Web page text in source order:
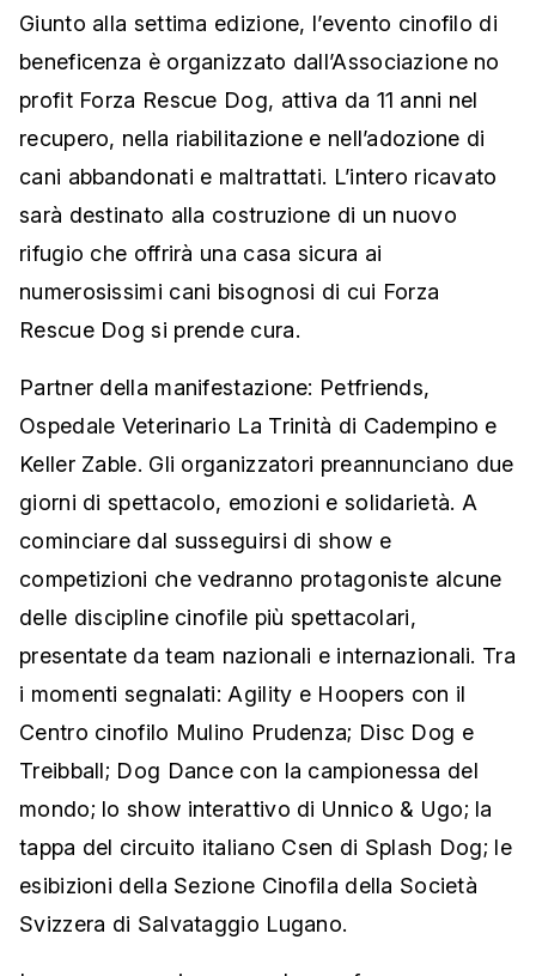
Giunto alla settima edizione, l’evento cinofilo di
beneficenza è organizzato dall’Associazione no
profit Forza Rescue Dog, attiva da 11 anni nel
recupero, nella riabilitazione e nell’adozione di
cani abbandonati e maltrattati. L’intero ricavato
sarà destinato alla costruzione di un nuovo
rifugio che offrirà una casa sicura ai
numerosissimi cani bisognosi di cui Forza
Rescue Dog si prende cura.
Partner della manifestazione: Petfriends,
Ospedale Veterinario La Trinità di Cadempino e
Keller Zable. Gli organizzatori preannunciano due
giorni di spettacolo, emozioni e solidarietà. A
cominciare dal susseguirsi di show e
competizioni che vedranno protagoniste alcune
delle discipline cinofile più spettacolari,
presentate da team nazionali e internazionali. Tra
i momenti segnalati: Agility e Hoopers con il
Centro cinofilo Mulino Prudenza; Disc Dog e
Treibball; Dog Dance con la campionessa del
mondo; lo show interattivo di Unnico & Ugo; la
tappa del circuito italiano Csen di Splash Dog; le
esibizioni della Sezione Cinofila della Società
Svizzera di Salvataggio Lugano.